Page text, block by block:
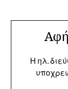
Η ηλ.